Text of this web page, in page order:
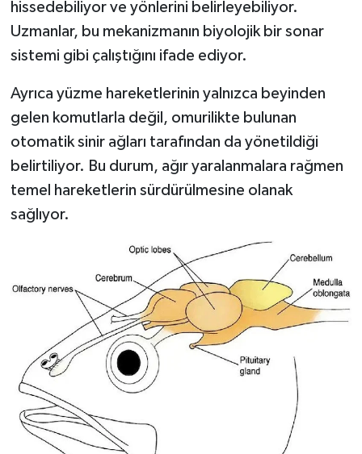
hissedebiliyor ve yönlerini belirleyebiliyor.
Uzmanlar, bu mekanizmanın biyolojik bir sonar
sistemi gibi çalıştığını ifade ediyor.
Ayrıca yüzme hareketlerinin yalnızca beyinden
gelen komutlarla değil, omurilikte bulunan
otomatik sinir ağları tarafından da yönetildiği
belirtiliyor. Bu durum, ağır yaralanmalara rağmen
temel hareketlerin sürdürülmesine olanak
sağlıyor.